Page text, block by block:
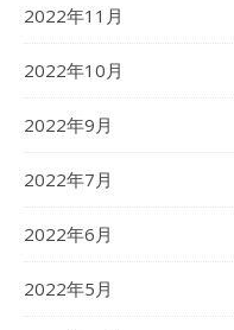
2022年11月
2022年10月
2022年9月
2022年7月
2022年6月
2022年5月